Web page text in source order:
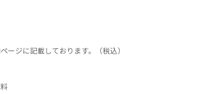
ージに記載しております。（税込）